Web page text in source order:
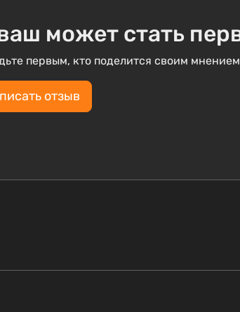
может стать
первым, кто поделится своим
отзыв